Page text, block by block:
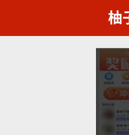
柚